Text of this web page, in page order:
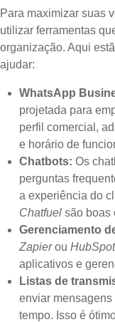
Para maximizar suas
utilizar ferramentas
organização. Aqui
ajudar:
WhatsApp
projetada para
perfil comercial,
e horário de
Chatbots: Os
perguntas
a experiência do
Chatfuel são boas
Gerenciamento
ZapierouHubSpot
aplicativos e
Listas de
enviar
tempo. Isso é